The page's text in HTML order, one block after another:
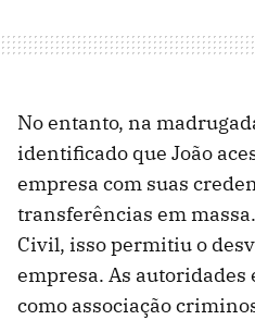
No entanto, na
identificado que João
empresa com suas
transferências em
Civil, isso permitiu o
empresa. As autoridades
como associação